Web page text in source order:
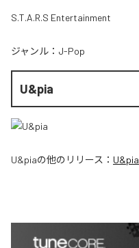
S.T.A.R.S Entertainment
ジャンル： J-Pop
U&pia
U&piaの他のリリース： U&pia